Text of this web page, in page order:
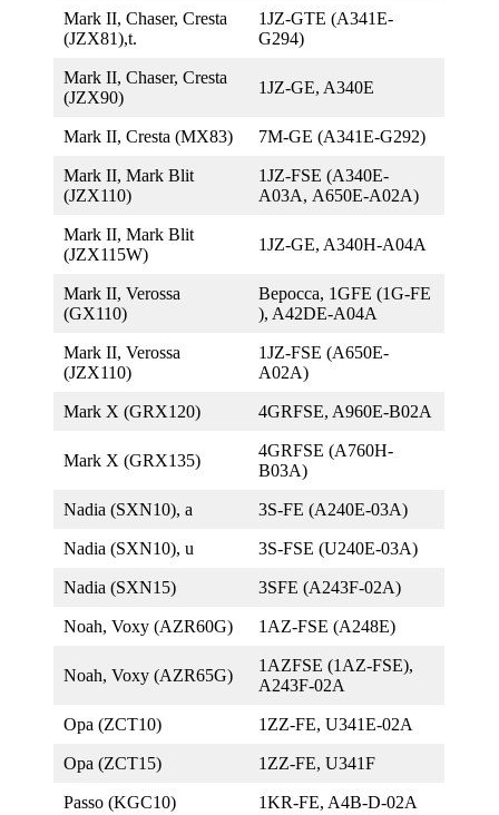
Mark II, Chaser, Cresta
(JZX81),t.
1JZ-GTE (A341E-
G294)
Mark II, Chaser, Cresta
(JZX90)
1JZ-GE, A340E
Mark II, Cresta (MX83) 7M-GE (A341E-G292)
Mark II, Mark Blit
(JZX110)
1JZ-FSE (A340E-
А03А, A650E-A02A)
Mark II, Mark Blit
(JZX115W)
1JZ-GE, A340H-A04A
Mark II, Verossa
(GX110)
Веросса, 1GFE (1G-FE
), A42DE-A04A
Mark II, Verossa
(JZX110)
1JZ-FSE (A650E-
A02A)
Mark X (GRX120) 4GRFSE, A960E-B02A
Mark X (GRX135)
4GRFSE (A760H-
B03A)
Nadia (SXN10), a 3S-FE (A240E-03A)
Nadia (SXN10), u 3S-FSE (U240E-03A)
Nadia (SXN15) 3SFE (A243F-02A)
Noah, Voxy (AZR60G) 1AZ-FSE (A248E)
Noah, Voxy (AZR65G)
1AZFSE (1AZ-FSE),
A243F-02A
Opa (ZCT10) 1ZZ-FE, U341E-02A
Opa (ZCT15) 1ZZ-FE, U341F
Passo (KGC10) 1KR-FE, A4B-D-02A